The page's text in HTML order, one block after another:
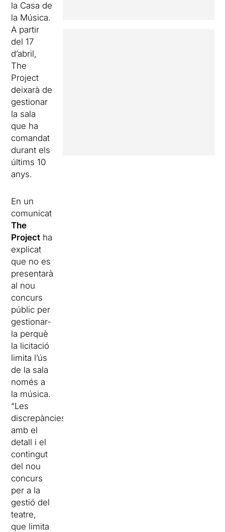
la Casa de
la Música.
A partir
del 17
d’abril,
The
Project
deixarà de
gestionar
la sala
que ha
comandat
durant els
últims 10
anys.
En un
comunicat
The
Project ha
explicat
que no es
presentarà
al nou
concurs
públic per
gestionar-
la perquè
la licitació
limita l’ús
de la sala
només a
la música.
“Les
discrepàncies
amb el
detall i el
contingut
del nou
concurs
per a la
gestió del
teatre,
que limita